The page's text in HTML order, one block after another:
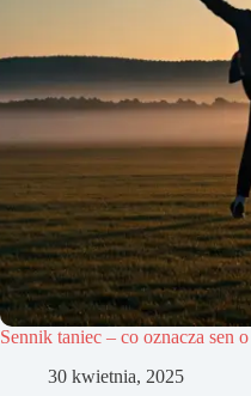
Sennik taniec – co oznacza sen
30 kwietnia, 2025